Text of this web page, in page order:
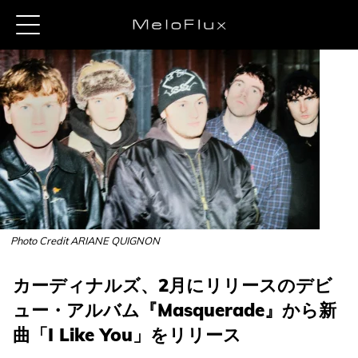
Photo Credit ARIANE QUIGNON
カーディナルズ、2月にリリースのデビ
ュー・アルバム『Masquerade』から新
曲「I Like You」をリリース